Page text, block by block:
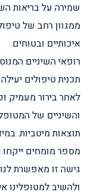
שמירה על בריאות
ממגוון רחב של
איכותיים ובטוחים.
רופאי השיניים
תכנית טיפולים
לאחר בירור מעמיק
והשיניים של
תוצאות מיטביות.
מספר מומחים
גישה זו מאפשרת
ולהשיב למטופלינו